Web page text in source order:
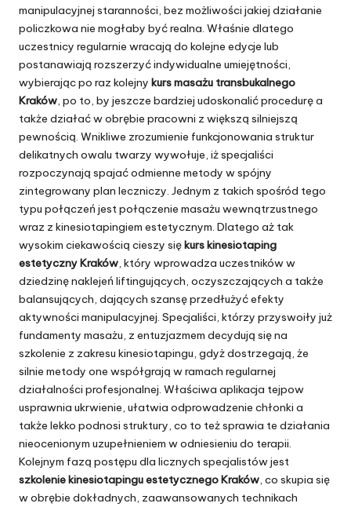
manipulacyjnej staranności, bez możliwości jakiej działanie
policzkowa nie mogłaby być realna. Właśnie dlatego
uczestnicy regularnie wracają do kolejne edycje lub
postanawiają rozszerzyć indywidualne umiejętności,
wybierając po raz kolejny kurs masażu transbukalnego
Kraków, po to, by jeszcze bardziej udoskonalić procedurę a
także działać w obrębie pracowni z większą silniejszą
pewnością. Wnikliwe zrozumienie funkcjonowania struktur
delikatnych owalu twarzy wywołuje, iż specjaliści
rozpoczynają spajać odmienne metody w spójny
zintegrowany plan leczniczy. Jednym z takich spośród tego
typu połączeń jest połączenie masażu wewnątrzustnego
wraz z kinesiotapingiem estetycznym. Dlatego aż tak
wysokim ciekawością cieszy siękurs kinesiotaping
estetyczny Kraków, który wprowadza uczestników w
dziedzinę naklejeń liftingujących, oczyszczających a także
balansujących, dających szansę przedłużyć efekty
aktywności manipulacyjnej. Specjaliści, którzy przyswoiły już
fundamenty masażu, z entuzjazmem decydują się na
szkolenie z zakresu kinesiotapingu, gdyż dostrzegają, że
silnie metody one współgrają w ramach regularnej
działalności profesjonalnej. Właściwa aplikacja tejpow
usprawnia ukrwienie, ułatwia odprowadzenie chłonki a
także lekko podnosi struktury, co to też sprawia te działania
nieocenionym uzupełnieniem w odniesieniu do terapii.
Kolejnym fazą postępu dla licznych specjalistów jest
szkolenie kinesiotapingu estetycznego Kraków, co skupia się
w obrębie dokładnych, zaawansowanych technikach